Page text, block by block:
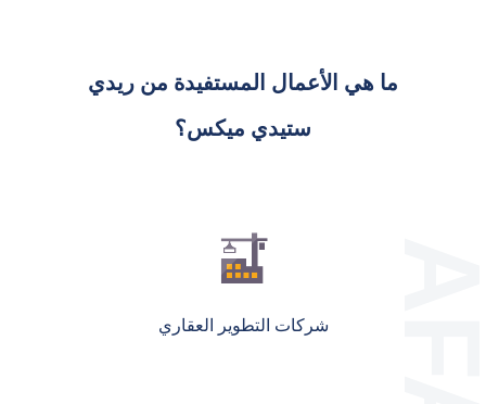
ما هي الأعمال المستفيدة من ريدي
ستيدي ميكس؟
شركات التطوير العقاري